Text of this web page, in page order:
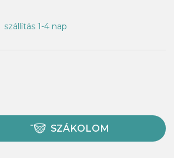
szállítás 1-4 nap
SZÁKOLOM